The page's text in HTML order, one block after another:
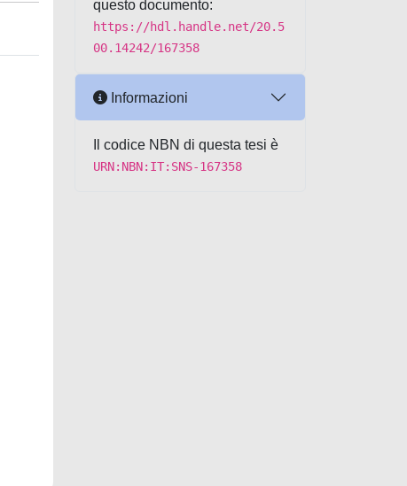
questo documento:
https://hdl.handle.net/20.5
00.14242/167358
Informazioni
Il codice NBN di questa tesi è
URN:NBN:IT:SNS-167358